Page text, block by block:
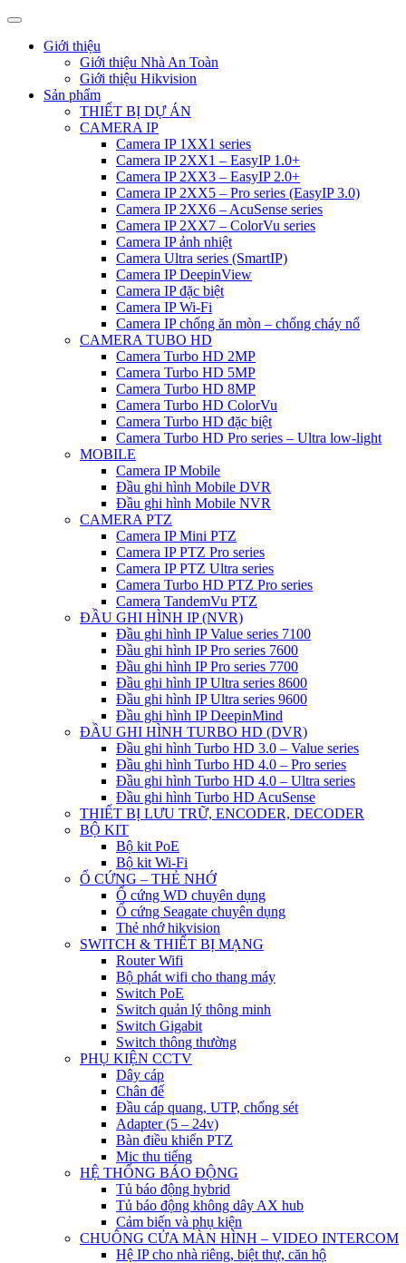
Giới thiệu
Giới thiệu Nhà An Toàn
Giới thiệu Hikvision
Sản phẩm
THIẾT BỊ DỰ ÁN
CAMERA IP
Camera IP 1XX1 series
Camera IP 2XX1 – EasyIP 1.0+
Camera IP 2XX3 – EasyIP 2.0+
Camera IP 2XX5 – Pro series (EasyIP 3.0)
Camera IP 2XX6 – AcuSense series
Camera IP 2XX7 – ColorVu series
Camera IP ảnh nhiệt
Camera Ultra series (SmartIP)
Camera IP DeepinView
Camera IP đặc biệt
Camera IP Wi-Fi
Camera IP chống ăn mòn – chống cháy nổ
CAMERA TUBO HD
Camera Turbo HD 2MP
Camera Turbo HD 5MP
Camera Turbo HD 8MP
Camera Turbo HD ColorVu
Camera Turbo HD đặc biệt
Camera Turbo HD Pro series – Ultra low-light
MOBILE
Camera IP Mobile
Đầu ghi hình Mobile DVR
Đầu ghi hình Mobile NVR
CAMERA PTZ
Camera IP Mini PTZ
Camera IP PTZ Pro series
Camera IP PTZ Ultra series
Camera Turbo HD PTZ Pro series
Camera TandemVu PTZ
ĐẦU GHI HÌNH IP (NVR)
Đầu ghi hình IP Value series 7100
Đầu ghi hình IP Pro series 7600
Đầu ghi hình IP Pro series 7700
Đầu ghi hình IP Ultra series 8600
Đầu ghi hình IP Ultra series 9600
Đầu ghi hình IP DeepinMind
ĐẦU GHI HÌNH TURBO HD (DVR)
Đầu ghi hình Turbo HD 3.0 – Value series
Đầu ghi hình Turbo HD 4.0 – Pro series
Đầu ghi hình Turbo HD 4.0 – Ultra series
Đầu ghi hình Turbo HD AcuSense
THIẾT BỊ LƯU TRỮ, ENCODER, DECODER
BỘ KIT
Bộ kit PoE
Bộ kit Wi-Fi
Ổ CỨNG – THẺ NHỚ
Ổ cứng WD chuyên dụng
Ổ cứng Seagate chuyên dụng
Thẻ nhớ hikvision
SWITCH & THIẾT BỊ MẠNG
Router Wifi
Bộ phát wifi cho thang máy
Switch PoE
Switch quản lý thông minh
Switch Gigabit
Switch thông thường
PHỤ KIỆN CCTV
Dây cáp
Chân đế
Đầu cáp quang, UTP, chống sét
Adapter (5 – 24v)
Bàn điều khiển PTZ
Mic thu tiếng
HỆ THỐNG BÁO ĐỘNG
Tủ báo động hybrid
Tủ báo động không dây AX hub
Cảm biến và phụ kiện
CHUÔNG CỬA MÀN HÌNH – VIDEO INTERCOM
Hệ IP cho nhà riêng, biệt thự, căn hộ